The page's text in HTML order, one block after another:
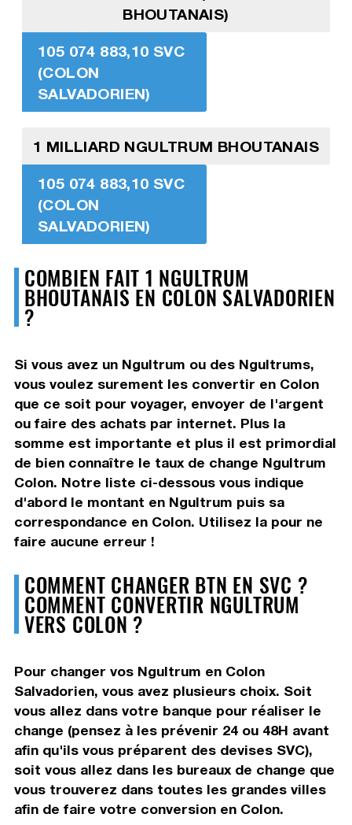
BHOUTANAIS)
105 074 883,10 SVC
(COLON
SALVADORIEN)
1 MILLIARD NGULTRUM BHOUTANAIS
105 074 883,10 SVC
(COLON
SALVADORIEN)
COMBIEN FAIT 1 NGULTRUM
BHOUTANAIS EN COLON SALVADORIEN
?
Si vous avez un Ngultrum ou des Ngultrums,
vous voulez surement les convertir en Colon
que ce soit pour voyager, envoyer de l'argent
ou faire des achats par internet. Plus la
somme est importante et plus il est primordial
de bien connaître le taux de change Ngultrum
Colon. Notre liste ci-dessous vous indique
d'abord le montant en Ngultrum puis sa
correspondance en Colon. Utilisez la pour ne
faire aucune erreur !
COMMENT CHANGER BTN EN SVC ?
COMMENT CONVERTIR NGULTRUM
VERS COLON ?
Pour changer vos Ngultrum en Colon
Salvadorien, vous avez plusieurs choix. Soit
vous allez dans votre banque pour réaliser le
change (pensez à les prévenir 24 ou 48H avant
afin qu'ils vous préparent des devises SVC),
soit vous allez dans les bureaux de change que
vous trouverez dans toutes les grandes villes
afin de faire votre conversion en Colon.